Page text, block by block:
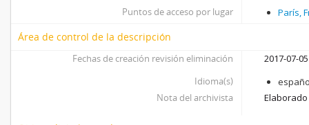
Puntos de acceso por lugar
París,
Área de control de la descripción
Fechas de creación revisión eliminación
2017-07-05
Idioma(s)
Nota del archivista